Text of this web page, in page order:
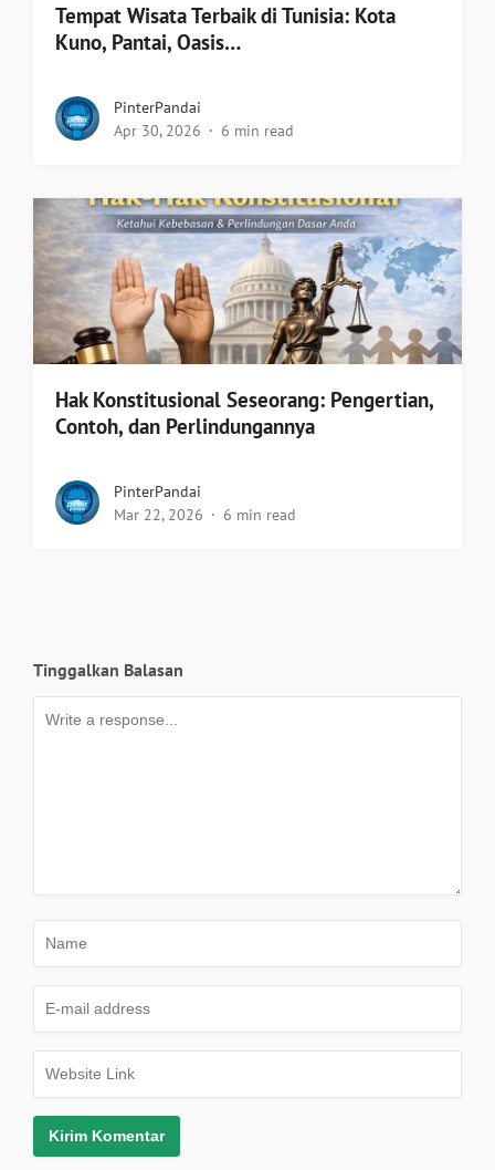
Tempat Wisata Terbaik di Tunisia: Kota
Kuno, Pantai, Oasis…
PinterPandai
Apr 30, 2026
6 min read
Hak Konstitusional Seseorang: Pengertian,
Contoh, dan Perlindungannya
PinterPandai
Mar 22, 2026
6 min read
Tinggalkan Balasan